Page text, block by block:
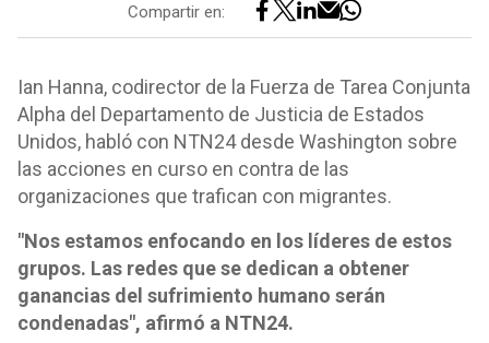
Compartir en:
Ian Hanna, codirector de la Fuerza de Tarea Conjunta
Alpha del Departamento de Justicia de Estados
Unidos, habló con NTN24 desde Washington sobre
las acciones en curso en contra de las
organizaciones que trafican con migrantes.
"Nos estamos enfocando en los líderes de estos
grupos. Las redes que se dedican a obtener
ganancias del sufrimiento humano serán
condenadas", afirmó a NTN24.